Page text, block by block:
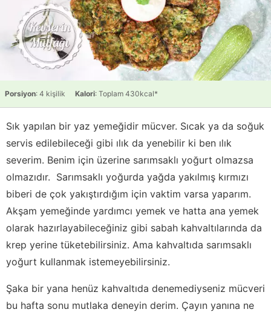
Porsiyon: 4 kişilik Kalori: Toplam 430kcal*
Sık yapılan bir yaz yemeğidir mücver. Sıcak ya da soğuk
servis edilebileceği gibi ılık da yenebilir ki ben ılık
severim. Benim için üzerine sarımsaklı yoğurt olmazsa
olmazıdır. Sarımsaklı yoğurda yağda yakılmış kırmızı
biberi de çok yakıştırdığım için vaktim varsa yaparım.
Akşam yemeğinde yardımcı yemek ve hatta ana yemek
olarak hazırlayabileceğiniz gibi sabah kahvaltılarında da
krep yerine tüketebilirsiniz. Ama kahvaltıda sarımsaklı
yoğurt kullanmak istemeyebilirsiniz.
Şaka bir yana henüz kahvaltıda denemediyseniz mücveri
bu hafta sonu mutlaka deneyin derim. Çayın yanına ne